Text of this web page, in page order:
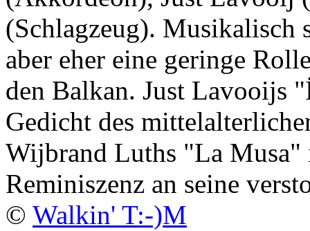
(Schlagzeug). Musikalisch
aber eher eine geringe
den Balkan. Just Lavooijs
Gedicht des
Wijbrand Luths "La Musa"
Reminiszenz an seine
© Walkin' T:-)M